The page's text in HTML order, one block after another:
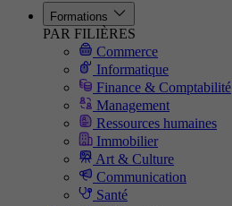
Formations
PAR FILIÈRES
Commerce
Informatique
Finance & Comptabilité
Management
Ressources humaines
Immobilier
Art & Culture
Communication
Santé